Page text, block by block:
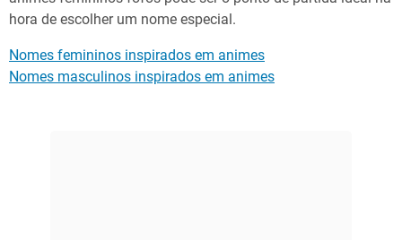
hora de escolher um nome especial.
Nomes femininos inspirados em animes
Nomes masculinos inspirados em animes